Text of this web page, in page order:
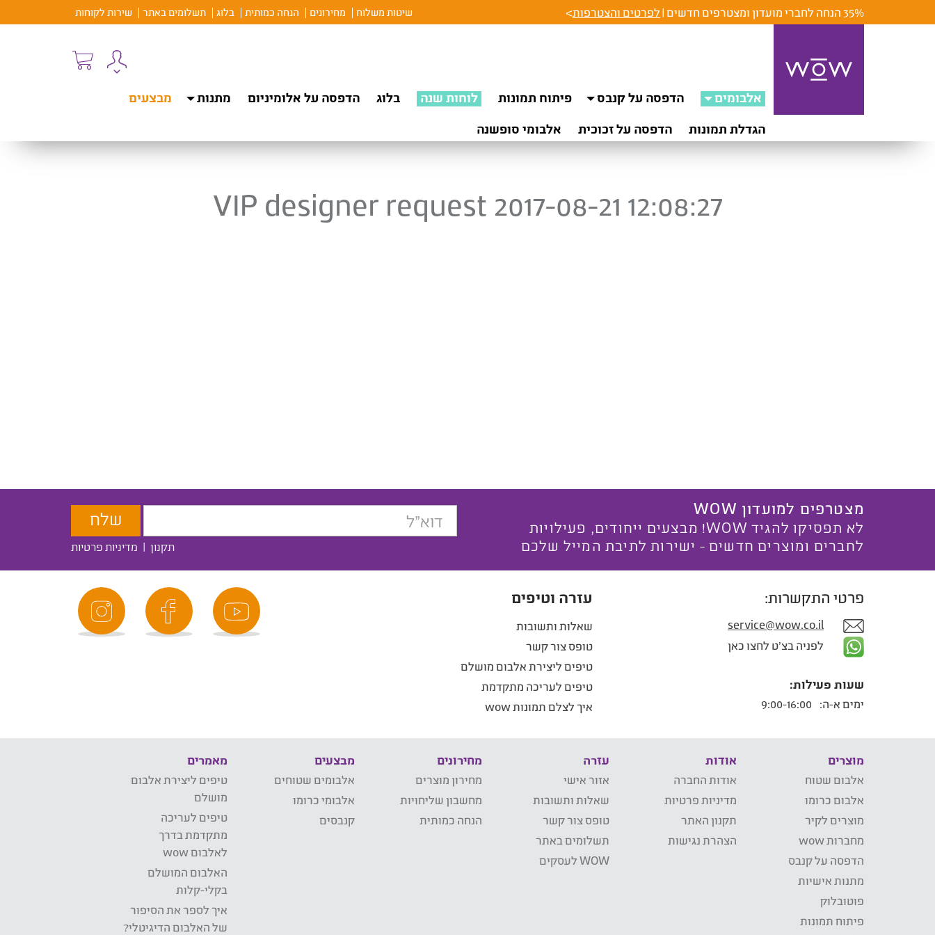
35% הנחה לחברי מועדון ומצטרפים חדשים | לפרטים והצטרפות> שיטות משלוח מחירונים הנחה כמותית בלוג תשלומים באתר שירות לקוחות
אלבומים הדפסה על קנבס פיתוח תמונות לוחות שנה בלוג הדפסה על אלומיניום מתנות
מבצעים
הגדלת תמונות
הדפסה על זכוכית אלבומי סופשנה
VIP designer request 2017-08-21 12:08:27
מצטרפים למועדון WOW
לא תפסיקו להגיד WOW! מבצעים ייחודים, פעילויות
לחברים ומוצרים חדשים - ישירות לתיבת המייל שלכם
תקנון | מדיניות פרטיות
פרטי התקשרות:
service@wow.co.il
לפניה בצ'ט לחצו כאן
שעות פעילות:
ימים א-ה:
עזרה וטיפים
שאלות ותשובות
טופס צור קשר
טיפים ליצירת אלבום מושלם
טיפים לעריכה מתקדמת
איך לצלם תמונות wow
מוצרים
אלבום שטוח
אלבום כרומו
מוצרים לקיר
מחברות wow
הדפסה על קנבס
מתנות אישיות
פוטובלוק
פיתוח תמונות
אודות
אודות החברה
מדיניות פרטיות
תקנון האתר
הצהרת נגישות
עזרה
אזור אישי
שאלות ותשובות
טופס צור קשר
תשלומים באתר
WOW לעסקים
מחירונים
מחירון מוצרים
מחשבון שליחויות
הנחה כמותית
מבצעים
אלבומים שטוחים
אלבומי כרומו
קנבסים
מאמרים
טיפים ליצירת אלבום
מושלם
טיפים לעריכה
מתקדמת בדרך
לאלבום wow
האלבום המושלם
בקלי-קלות
איך לספר את הסיפור
של האלבום הדיגיטלי?